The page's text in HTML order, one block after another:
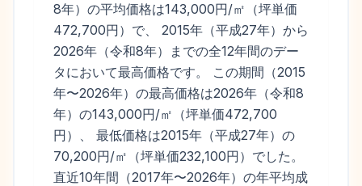
8年）の平均価格は143,000円/㎡（坪単価
472,700円）で、 2015年（平成27年）から
2026年（令和8年）までの全12年間のデー
タにおいて最高価格です。 この期間（2015
年〜2026年）の最高価格は2026年（令和8
年）の143,000円/㎡（坪単価472,700
円）、 最低価格は2015年（平成27年）の
70,200円/㎡（坪単価232,100円）でした。
直近10年間（2017年〜2026年）の年平均成